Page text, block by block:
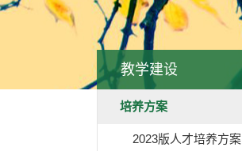
教学建设
培养方案
2023版人才培养方案